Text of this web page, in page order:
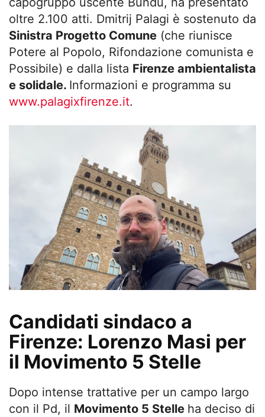
oltre 2.100 atti. Dmitrij Palagi è sostenuto da
Sinistra Progetto Comune (che riunisce
Potere al Popolo, Rifondazione comunista e
Possibile) e dalla lista Firenze ambientalista
e solidale. Informazioni e programma su
www.palagixfirenze.it.
Candidati sindaco a
Firenze: Lorenzo Masi per
il Movimento 5 Stelle
Dopo intense trattative per un campo largo
con il Pd, il Movimento 5 Stelle ha deciso di